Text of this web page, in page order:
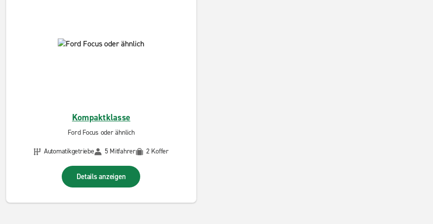
Kompaktklasse
Ford Focus oder ähnlich
Automatikgetriebe
5 Mitfahrer 2 Koffer
Details anzeigen